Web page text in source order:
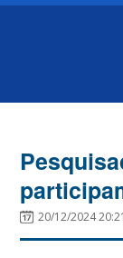
20/12/2024 20:21